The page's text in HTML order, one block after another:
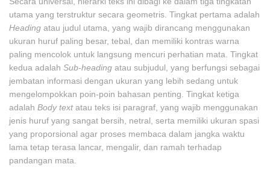
utama yang terstruktur secara geometris. Tingkat pertama adalah
Heading atau judul utama, yang wajib dirancang menggunakan
ukuran huruf paling besar, tebal, dan memiliki kontras warna
paling mencolok untuk langsung mencuri perhatian mata. Tingkat
kedua adalah Sub-heading atau subjudul, yang berfungsi sebagai
jembatan informasi dengan ukuran yang lebih sedang untuk
mengelompokkan poin-poin bahasan penting. Tingkat ketiga
adalah Body textatau teks isi paragraf, yang wajib menggunakan
jenis huruf yang sangat bersih, netral, serta memiliki ukuran spasi
yang proporsional agar proses membaca dalam jangka waktu
lama tetap terasa lancar, mengalir, dan ramah terhadap
pandangan mata.